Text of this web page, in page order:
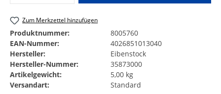
Zum Merkzettel hinzufügen
Produktnummer:
8005760
EAN-Nummer:
4026851013040
Hersteller:
Eibenstock
Hersteller-Nummer:
35873000
Artikelgewicht:
5,00 kg
Versandart:
Standard